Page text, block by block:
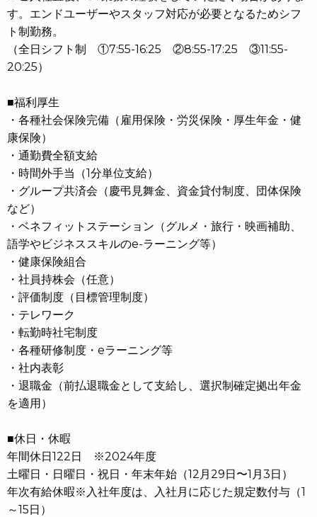
す。エンドユーザーやスタッフ対応が必要となるためシフ
ト制勤務。
（全日シフト制 ①7:55-16:25 ②8:55-17:25 ③11:55-
20:25）
■福利厚生
・各種社会保険完備（雇用保険・労災保険・厚生年金・健
康保険）
・通勤費全額支給
・時間外手当（1分単位支給）
・グループ共済会（慶弔見舞金、資金貸付制度、団体保険
など）
・ベネフィットステーション（グルメ・旅行・映画補助、
語学やビジネススキルのe-ラーニング等）
・健康保険組合
・社員持株会（任意）
・評価制度（目標管理制度）
・テレワーク
・転勤時社宅制度
・各種研修制度・eラーニング等
・社内表彰
・退職金（前払退職金として支給し、選択制確定拠出年金
を適用）
■休日・休暇
年間休日122日 ※2024年度
土曜日・日曜日・祝日・年末年始（12月29日〜1月3日）
年次有給休暇※入社年度は、入社月に応じた規定数付与（1
～15日）